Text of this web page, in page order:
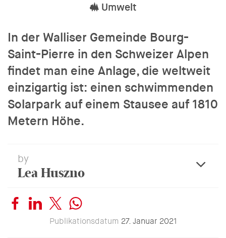
Umwelt
In der Walliser Gemeinde Bourg-
Saint-Pierre in den Schweizer Alpen
findet man eine Anlage, die weltweit
einzigartig ist: einen schwimmenden
Solarpark auf einem Stausee auf 1810
Metern Höhe.
by
Lea Huszno
Publikationsdatum 27. Januar 2021